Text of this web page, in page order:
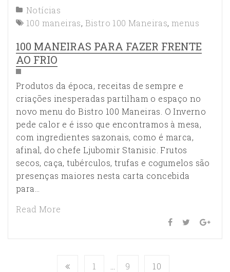
Notícias
100 maneiras, Bistro 100 Maneiras, menus
100 MANEIRAS PARA FAZER FRENTE
AO FRIO
Produtos da época, receitas de sempre e
criações inesperadas partilham o espaço no
novo menu do Bistro 100 Maneiras. O Inverno
pede calor e é isso que encontramos à mesa,
com ingredientes sazonais, como é marca,
afinal, do chefe Ljubomir Stanisic. Frutos
secos, caça, tubérculos, trufas e cogumelos são
presenças maiores nesta carta concebida
para…
Read More
1 9 10